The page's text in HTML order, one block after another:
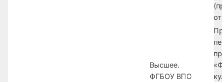
Высшее.
ФГБОУ ВПО